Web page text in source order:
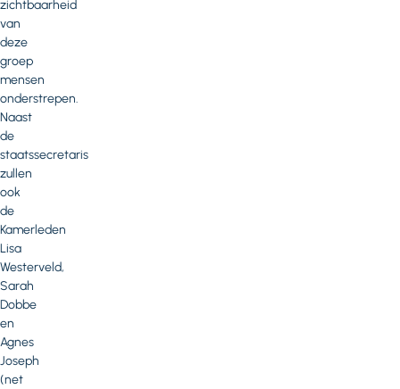
zichtbaarheid
van
deze
groep
mensen
onderstrepen.
Naast
de
staatssecretaris
zullen
ook
de
Kamerleden
Lisa
Westerveld,
Sarah
Dobbe
en
Agnes
Joseph
(net